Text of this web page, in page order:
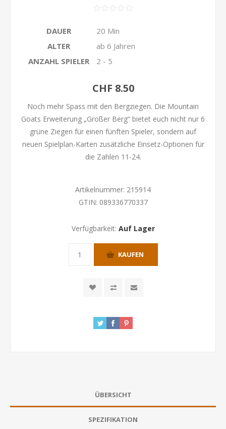
DAUER
20 Min
ALTER
ab 6 Jahren
ANZAHL SPIELER
2 - 5
CHF 8.50
Noch mehr Spass mit den Bergziegen. Die Mountain
Goats Erweiterung „Großer Berg“ bietet euch nicht nur 6
grüne Ziegen für einen fünften Spieler, sondern auf
neuen Spielplan-Karten zusätzliche Einsetz-Optionen für
die Zahlen 11-24.
Artikelnummer: 215914
GTIN: 089336770337
Verfügbarkeit: Auf Lager
KAUFEN
ÜBERSICHT
SPEZIFIKATION